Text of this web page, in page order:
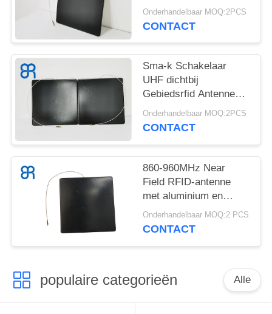
SITEMAP
PRIVACYBELEID
het Richtingantenne
Geen Blinde Uiterst
Onderhandelbaar MOQ:2PCS
CONTACT
Sma-k Schakelaar
UHF dichtbij
Gebiedsrfid Antenne
zonder Blinde Uiterst
dunne Streek,
Onderhandelbaar MOQ:2PCS
CONTACT
860-960MHz Near
Field RFID-antenne
met aluminium en
plastic materiaal
Onderhandelbaar MOQ:2 PCS
CONTACT
populaire categorieën Alle